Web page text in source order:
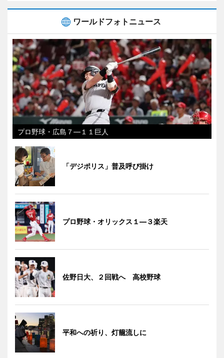
ワールドフォトニュース
プロ野球・広島７―１１巨人
「デジポリス」普及呼び掛け
プロ野球・オリックス１―３楽天
佐野日大、２回戦へ 高校野球
平和への祈り、灯籠流しに